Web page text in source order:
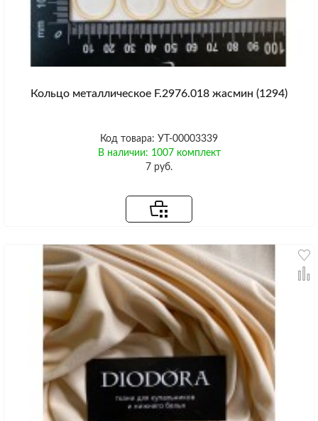
Кольцо металлическое F.2976.018 жасмин (1294)
Код товара: УТ-00003339
В наличии: 1007 комплект
7 руб.